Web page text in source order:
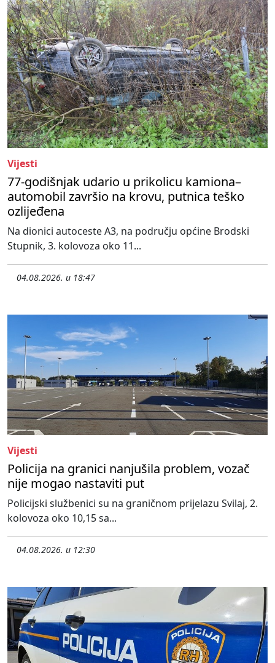
Vijesti
77-godišnjak udario u prikolicu kamiona–
automobil završio na krovu, putnica teško
ozlijeđena
Na dionici autoceste A3, na području općine Brodski
Stupnik, 3. kolovoza oko 11...
04.08.2026. u 18:47
Vijesti
Policija na granici nanjušila problem, vozač
nije mogao nastaviti put
Policijski službenici su na graničnom prijelazu Svilaj, 2.
kolovoza oko 10,15 sa...
04.08.2026. u 12:30